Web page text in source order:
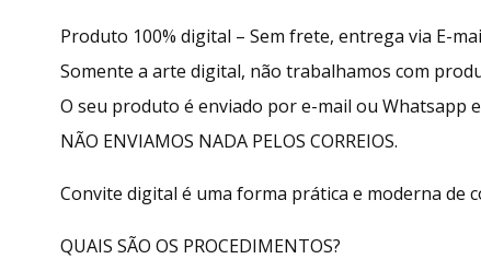
Produto 100% digital – Sem frete, entrega via E-
Somente a arte digital, não trabalhamos com
O seu produto é enviado por e-mail ou Whatsapp
NÃO ENVIAMOS NADA PELOS CORREIOS.
Convite digital é uma forma prática e moderna de
QUAIS SÃO OS PROCEDIMENTOS?